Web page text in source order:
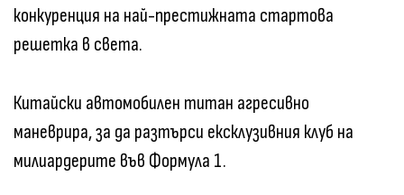
конкуренция на най-престижната стартова
решетка в света.
Китайски автомобилен титан агресивно
маневрира, за да разтърси ексклузивния клуб на
милиардерите във Формула 1.